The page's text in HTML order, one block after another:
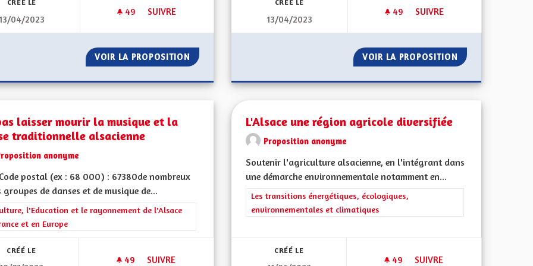
CRÉÉ LE
04/2023
49 49 ABONNÉS
SUIVRE
VOIR LA PROPOSITION MINEURS NON ACCOMPAGNÉS
CRÉÉ LE
13/04/2023
49 49 ABONNÉS
SUIVRE
VOIR LA PROPOSITION ETRE INNOVANT
laisser mourir la musique et la
traditionnelle alsacienne
anonyme
postal (ex : 68 000) : 67380de nombreux
de danses et de musique de...
les résultats de la catégorie : La Culture, l'Education et le rayonnement de l'Alsace en France et en Europe
l'Education et le rayonnement de l'Alsace
et en Europe
CRÉÉ LE
49 49 ABONNÉS
SUIVRE
L'Alsace une région agricole diversifiée
Proposition anonyme
Soutenir l'agriculture alsacienne, en l'intégrant dans
une démarche environnementale notamment en...
Filtrer les résultats de la catégorie : Les transitions énergétiques,
Les transitions énergétiques, écologiques,
environnementales et climatiques
CRÉÉ LE
49 49 ABONNÉS
SUIVRE